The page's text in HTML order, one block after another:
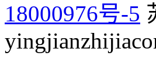
18000976号-5